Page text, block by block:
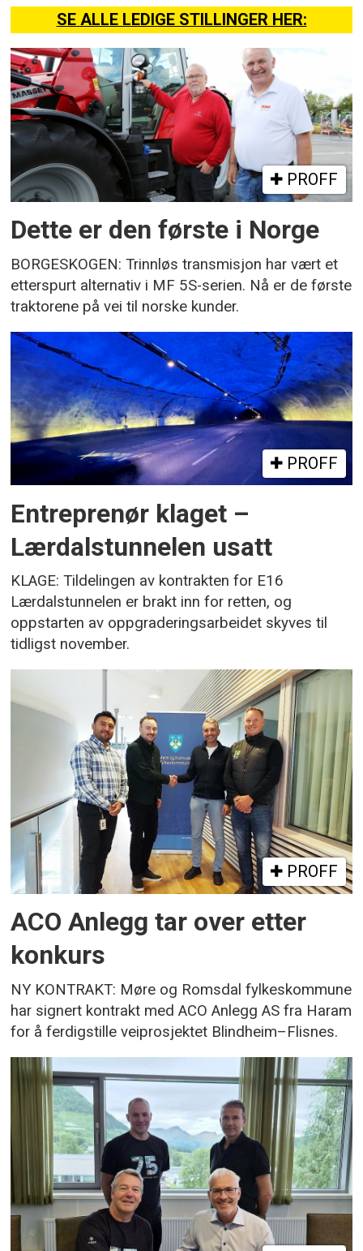
SE ALLE LEDIGE STILLINGER HER:
PROFF
Dette er den første i Norge
BORGESKOGEN: Trinnløs transmisjon har vært et
etterspurt alternativ i MF 5S-serien. Nå er de første
traktorene på vei til norske kunder.
PROFF
Entreprenør klaget –
Lærdalstunnelen usatt
KLAGE: Tildelingen av kontrakten for E16
Lærdalstunnelen er brakt inn for retten, og
oppstarten av oppgraderingsarbeidet skyves til
tidligst november.
PROFF
ACO Anlegg tar over etter
konkurs
NY KONTRAKT: Møre og Romsdal fylkeskommune
har signert kontrakt med ACO Anlegg AS fra Haram
for å ferdigstille veiprosjektet Blindheim–Flisnes.